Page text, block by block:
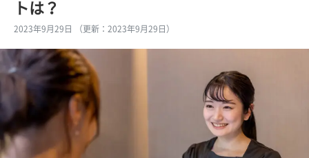
開業医のリアル
電子カルテ・ICT
集患のコツ セミナー
トは？
2023年9月29日 （更新：2023年9月29日）